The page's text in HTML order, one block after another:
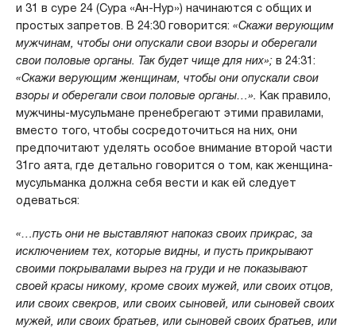
и 31 в суре 24 (Сура «Ан-Нур») начинаются с общих и
простых запретов. В 24:30 говорится: «Скажи верующим
мужчинам, чтобы они опускали свои взоры и оберегали
свои половые органы. Так будет чище для них»; в 24:31:
«Скажи верующим женщинам, чтобы они опускали свои
взоры и оберегали свои половые органы…». Как правило,
мужчины-мусульмане пренебрегают этими правилами,
вместо того, чтобы сосредоточиться на них, они
предпочитают уделять особое внимание второй части
31го аята, где детально говорится о том, как женщина-
мусульманка должна себя вести и как ей следует
одеваться:
«…пусть они не выставляют напоказ своих прикрас, за
исключением тех, которые видны, и пусть прикрывают
своими покрывалами вырез на груди и не показывают
своей красы никому, кроме своих мужей, или своих отцов,
или своих свекров, или своих сыновей, или сыновей своих
мужей, или своих братьев, или сыновей своих братьев, или